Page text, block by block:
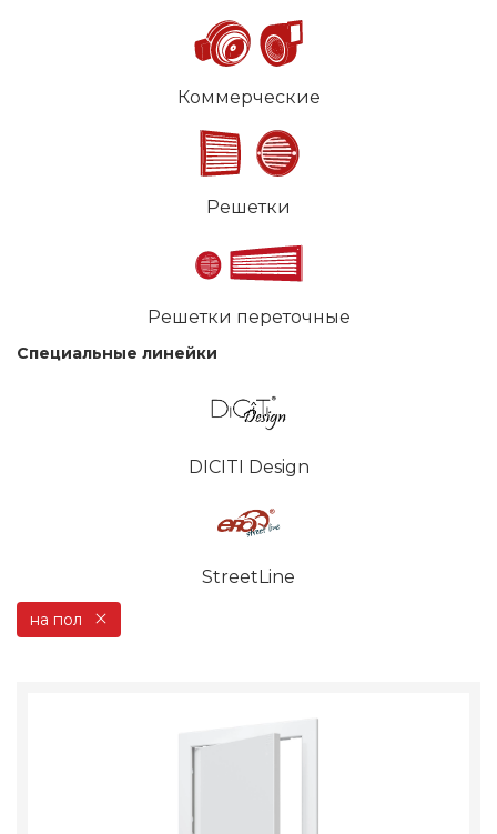
Коммерческие
Решетки
Решетки переточные
Специальные линейки
DICITI Design
StreetLine
на пол